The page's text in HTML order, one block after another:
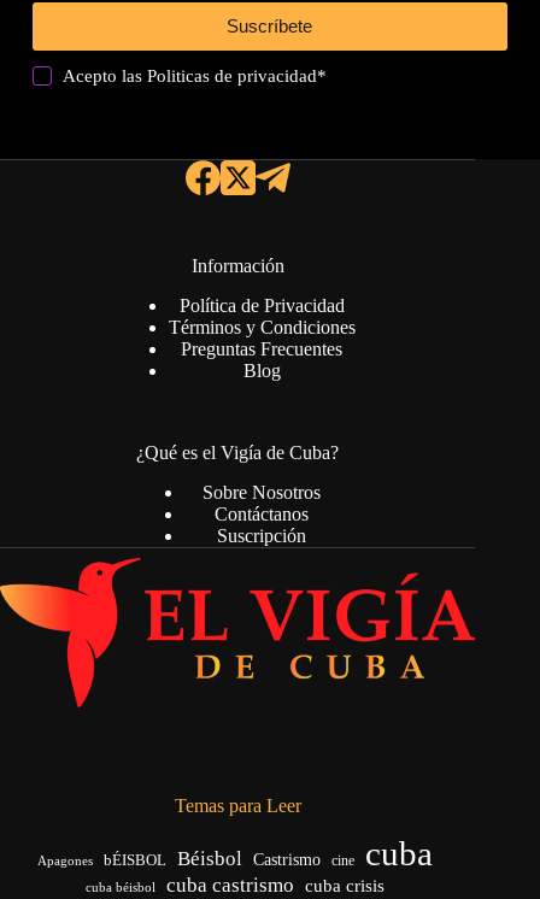
Suscríbete
Acepto lasPoliticas de privacidad*
Información
Política de Privacidad
Términos y Condiciones
Preguntas Frecuentes
Blog
¿Qué es el Vigía de Cuba?
Sobre Nosotros
Contáctanos
Suscripción
Temas para Leer
Apagones bÉISBOL Béisbol Castrismo cine cuba
cuba béisbol cuba castrismo cuba crisis